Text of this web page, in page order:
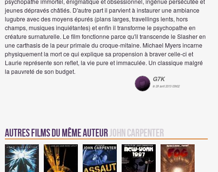
jeunes dépravés châtiés. D'autre part il parvient à instaurer une ambiance
lugubre avec des moyens épurés (plans larges, travellings lents, hors
champs, musiques inquiétantes) et enfin il transforme le psychopathe en
créature surnaturelle. Le film fonctionne parce qu'il transcende le Slasher en
une carthasis de la peur primale du croque-mitaine. Michael Myers incarne
physiquement la mort ce qui explique sa propension à braver celle-ci et
Laurie représente son reflet, la vie pure et immaculée. Un classique malgré
la pauvreté de son budget.
G7K
le 28 avril 2013 03h02
Autres Films du même auteurJohn Carpenter